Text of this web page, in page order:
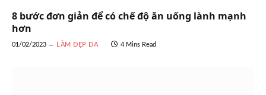
8 bước đơn giản để có chế độ ăn uống lành mạnh
hơn
01/02/2023 LÀM ĐẸP DA 4 Mins Read